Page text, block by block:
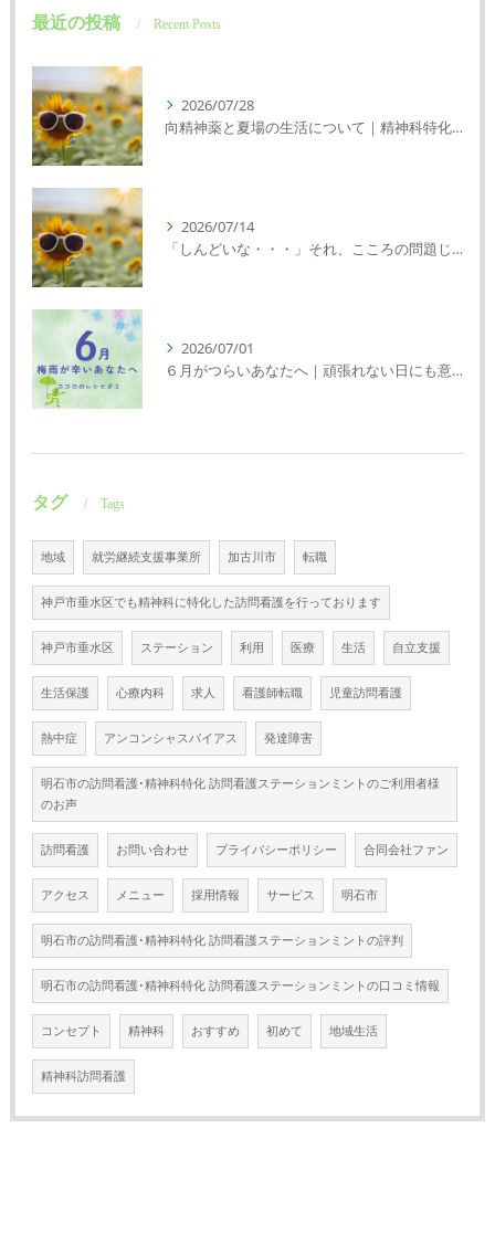
最近の投稿 Recent Posts
2026/07/28
向精神薬と夏場の生活について｜精神科特化訪問看護ミント【明石市・神戸市垂水区・神戸市西区】
2026/07/14
「しんどいな・・・」それ、こころの問題じゃないかもしれません｜精神科特化訪問看護ミント【明石市・神戸市西区・垂水区】
2026/07/01
６月がつらいあなたへ｜頑張れない日にも意味がある
タグ Tags
地域 就労継続支援事業所 加古川市 転職
神戸市垂水区でも精神科に特化した訪問看護を行っております
神戸市垂水区 ステーション 利用 医療 生活 自立支援
生活保護 心療内科 求人 看護師転職 児童訪問看護
熱中症 アンコンシャスバイアス 発達障害
明石市の訪問看護･精神科特化 訪問看護ステーションミントのご利用者様
のお声
訪問看護 お問い合わせ プライバシーポリシー 合同会社ファン
アクセス メニュー 採用情報 サービス 明石市
明石市の訪問看護･精神科特化 訪問看護ステーションミントの評判
明石市の訪問看護･精神科特化 訪問看護ステーションミントの口コミ情報
コンセプト 精神科 おすすめ 初めて 地域生活
精神科訪問看護